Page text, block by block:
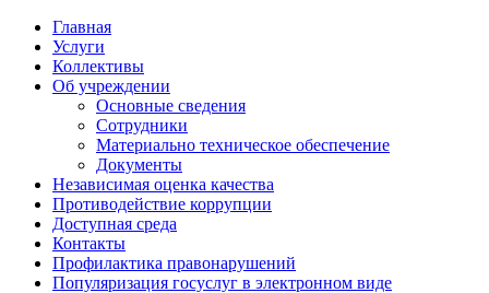
Главная
Услуги
Коллективы
Об учреждении
Основные сведения
Сотрудники
Материально техническое обеспечение
Документы
Независимая оценка качества
Противодействие коррупции
Доступная среда
Контакты
Профилактика правонарушений
Популяризация госуслуг в электронном виде